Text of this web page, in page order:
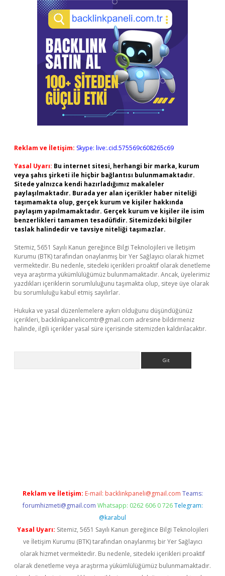
Reklam ve İletişim: Skype: live:.cid.575569c608265c69
Yasal Uyarı: Bu internet sitesi, herhangi bir marka, kurum
veya şahıs şirketi ile hiçbir bağlantısı bulunmamaktadır.
Sitede yalnızca kendi hazırladığımız makaleler
paylaşılmaktadır. Burada yer alan içerikler haber niteliği
taşımamakta olup, gerçek kurum ve kişiler hakkında
paylaşım yapılmamaktadır. Gerçek kurum ve kişiler ile isim
benzerlikleri tamamen tesadüfidir. Sitemizdeki bilgiler
taslak halindedir ve tavsiye niteliği taşımazlar.
Sitemiz, 5651 Sayılı Kanun gereğince Bilgi Teknolojileri ve İletişim
Kurumu (BTK) tarafından onaylanmış bir Yer Sağlayıcı olarak hizmet
vermektedir. Bu nedenle, sitedeki içerikleri proaktif olarak denetleme
veya araştırma yükümlülüğümüz bulunmamaktadır. Ancak, üyelerimiz
yazdıkları içeriklerin sorumluluğunu taşımakta olup, siteye üye olarak
bu sorumluluğu kabul etmiş sayılırlar.
Hukuka ve yasal düzenlemelere aykırı olduğunu düşündüğünüz
içerikleri, backlinkpanelicomtr@gmail.com adresine bildirmeniz
halinde, ilgili içerikler yasal süre içerisinde sitemizden kaldırılacaktır.
Reklam ve İletişim: E-mail: backlinkpaneli@gmail.com Teams:
forumhizmeti@gmail.com Whatsapp: 0262 606 0 726 Telegram:
@karabul
Yasal Uyarı: Sitemiz, 5651 Sayılı Kanun gereğince Bilgi Teknolojileri
ve İletişim Kurumu (BTK) tarafından onaylanmış bir Yer Sağlayıcı
olarak hizmet vermektedir. Bu nedenle, sitedeki içerikleri proaktif
olarak denetleme veya araştırma yükümlülüğümüz bulunmamaktadır.